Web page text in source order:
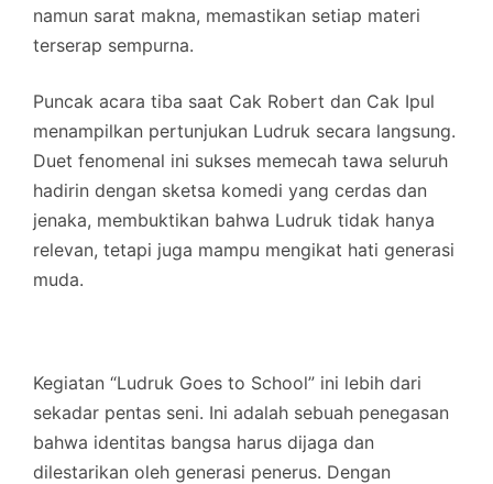
namun sarat makna, memastikan setiap materi
terserap sempurna.
Puncak acara tiba saat Cak Robert dan Cak Ipul
menampilkan pertunjukan Ludruk secara langsung.
Duet fenomenal ini sukses memecah tawa seluruh
hadirin dengan sketsa komedi yang cerdas dan
jenaka, membuktikan bahwa Ludruk tidak hanya
relevan, tetapi juga mampu mengikat hati generasi
muda.
​Kegiatan “Ludruk Goes to School” ini lebih dari
sekadar pentas seni. Ini adalah sebuah penegasan
bahwa identitas bangsa harus dijaga dan
dilestarikan oleh generasi penerus. Dengan